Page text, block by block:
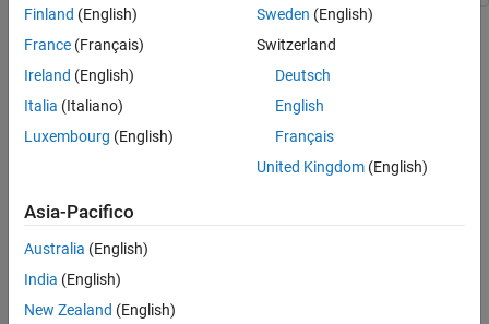
Version History
Introduced in R2011b
See Also
Finland (English)
France (Français)
Ireland (English)
Italia (Italiano)
Luxembourg (English)
Sweden (English)
Switzerland
Deutsch
English
Français
United Kingdom(English)
Asia-Pacifico
Australia (English)
India (English)
New Zealand (English)